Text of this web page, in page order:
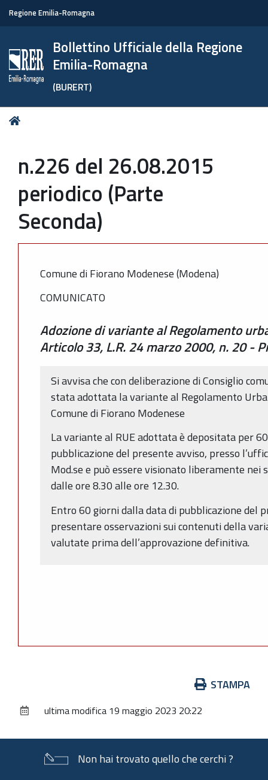
Regione Emilia-Romagna
Bollettino Ufficiale della Regione
Emilia-Romagna
(BURERT)
Tu
n.226 del 26.08.2015
periodico (Parte
Seconda)
Comune di Fiorano Modenese (Modena)
COMUNICATO
Adozione di variante al Regolamento
Articolo 33, L.R. 24 marzo 2000, n. 20 -
Si avvisa che con deliberazione di Consiglio
stata adottata la variante al Regolamento
Comune di Fiorano Modenese
La variante al RUE adottata è depositata per
pubblicazione del presente avviso, presso
Mod.se e può essere visionato liberamente nei
dalle ore 8.30 alle ore 12.30.
Entro 60 giorni dalla data di pubblicazione del
presentare osservazioni sui contenuti della
valutate prima dell’approvazione definitiva.
documento
STAMPA
ultima modifica 19 maggio 2023 20:22
Non hai trovato quello che cerchi ?